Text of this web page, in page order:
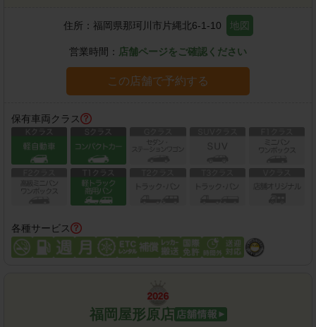
住所： 福岡県那珂川市片縄北6-1-10 地図
営業時間： 店舗ページをご確認ください
この店舗で予約する
保有車両クラス
各種サービス
福岡屋形原店